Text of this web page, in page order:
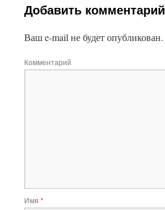
Добавить комментарий
Ваш e-mail не будет опубликован.
Комментарий
Имя *